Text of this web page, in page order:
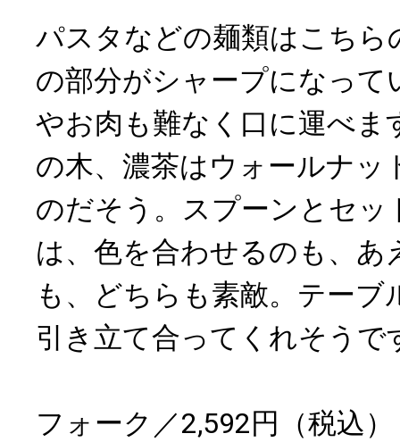
パスタなどの麺類はこちら
の部分がシャープになって
やお肉も難なく口に運べま
の木、濃茶はウォールナッ
のだそう。スプーンとセッ
は、色を合わせるのも、あ
も、どちらも素敵。テーブ
引き立て合ってくれそうで
フォーク／2,592円（税込）